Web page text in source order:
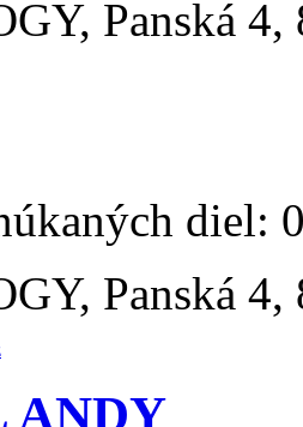
Panská
diel:
Panská
ANDY